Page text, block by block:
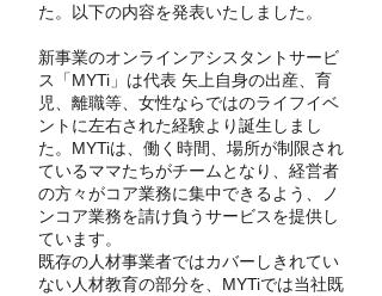
た。以下の内容を発表いたしました。
新事業のオンラインアシスタントサービ
ス「MYTi」は代表 矢上自身の出産、育
児、離職等、女性ならではのライフイベ
ントに左右された経験より誕生しまし
た。MYTiは、働く時間、場所が制限され
ているママたちがチームとなり、経営者
の方々がコア業務に集中できるよう、ノ
ンコア業務を請け負うサービスを提供し
ています。
既存の人材事業者ではカバーしきれてい
ない人材教育の部分を、MYTiでは当社既